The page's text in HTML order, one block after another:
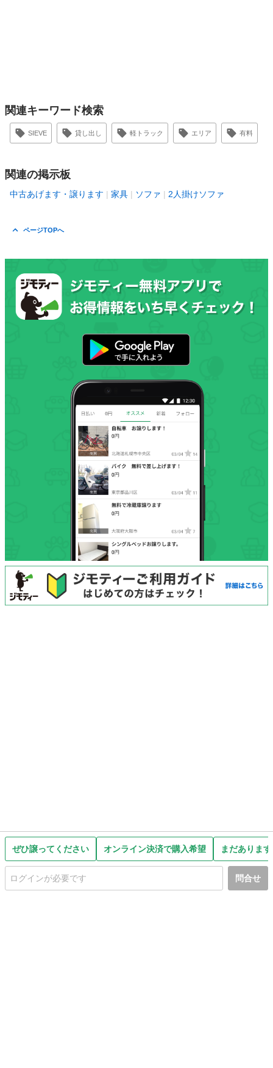
ぜひ譲ってください オンライン決済で購入希望 まだありま
問合せ
関連キーワード検索
SIEVE 貸し出し 軽トラック エリア 有料
関連の掲示板
中古あげます・譲ります 家具 ソファ 2人掛けソファ
ページTOPへ